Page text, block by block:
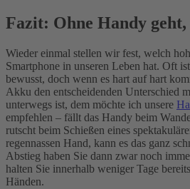
Fazit: Ohne Handy
Wieder einmal stellen wir fest, welch
Smartphone in unseren Leben hat. Oft
bewusst, doch wenn es hart auf hart
Akku den entscheidenden Unterschied
unterwegs ist, dem möchte ich unsere
empfehlen – fällt das Handy beim
rutscht beim Schießen eines
regennassen Hand, kann es das ganz
Abstieg haben Sie dann zwar noch
halten Sie innerhalb weniger Tage
Händen.